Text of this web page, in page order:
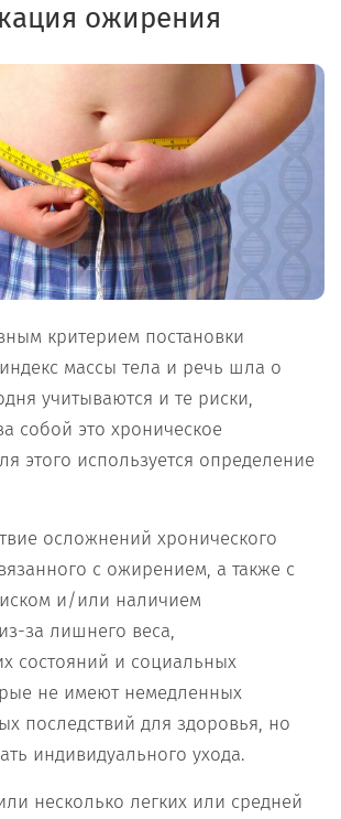
ожирения
критерием постановки
массы тела и речь шла о
учитываются и те риски,
собой это хроническое
этого используется определение
осложнений хронического
с ожирением, а также с
и/или наличием
за лишнего веса,
состояний и социальных
не имеют немедленных
последствий для здоровья, но
индивидуального ухода.
несколько легких или средней